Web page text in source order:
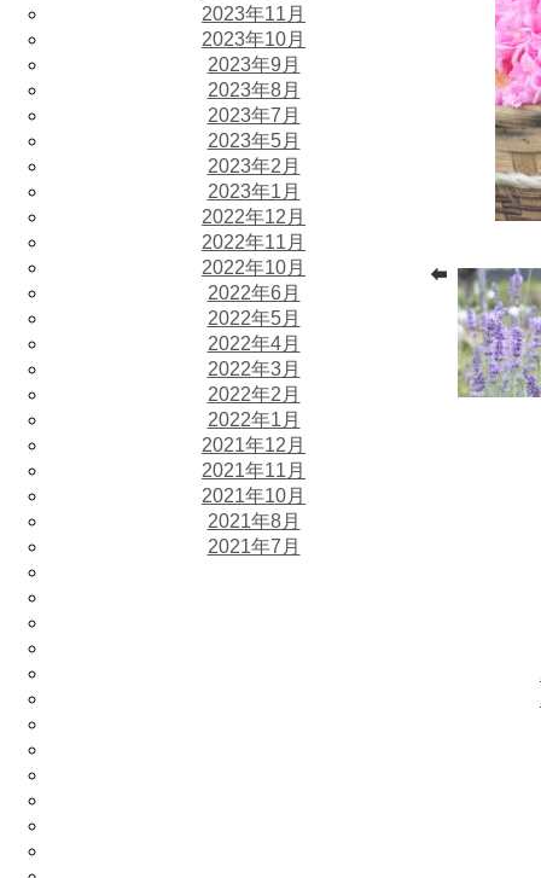
2023年11月
2023年10月
2023年9月
2023年8月
2023年7月
2023年5月
2023年2月
2023年1月
2022年12月
2022年11月
2022年10月
2022年6月
2022年5月
2022年4月
2022年3月
2022年2月
2022年1月
2021年12月
2021年11月
2021年10月
2021年8月
2021年7月